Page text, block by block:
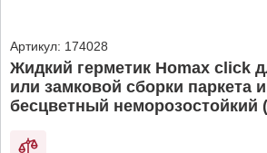
Артикул: 174028
Жидкий герметик Homax click
или замковой сборки паркета
бесцветный неморозостойкий